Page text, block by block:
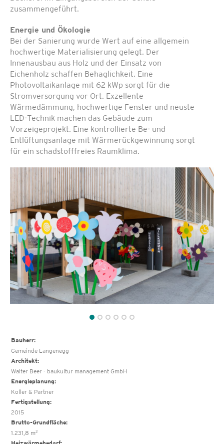
zusammengeführt.
Energie und Ökologie
Bei der Sanierung wurde Wert auf eine allgemein
hochwertige Materialisierung gelegt. Der
Innenausbau aus Holz und der Einsatz von
Eichenholz schaffen Behaglichkeit. Eine
Photovoltaikanlage mit 62 kWp sorgt für die
Stromversorgung vor Ort. Exzellente
Wärmedämmung, hochwertige Fenster und neuste
LED-Technik machen das Gebäude zum
Vorzeigeprojekt. Eine kontrollierte Be- und
Entlüftungsanlage mit Wärmerückgewinnung sorgt
für ein schadstofffreies Raumklima.
Bauherr:
Gemeinde Langenegg
Architekt:
Walter Beer - baukultur management GmbH
Energieplanung:
Koller & Partner
Fertigstellung:
2015
Brutto-Grundfläche:
1.231,8 m2